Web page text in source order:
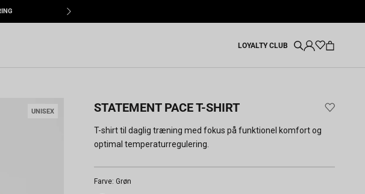
LOYALTY CLUB
UNISEX STATEMENT PACE T-SHIRT
T-shirt til daglig træning med fokus på funktionel komfort og
optimal temperaturregulering.
Farve: Grøn